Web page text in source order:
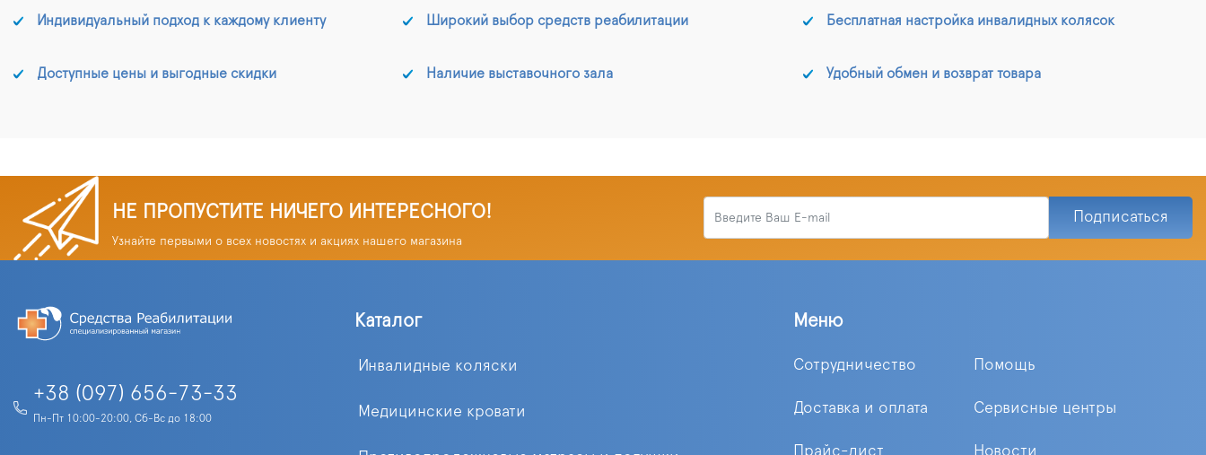
Индивидуальный подход к каждому клиенту Широкий выбор средств реабилитации
Доступные цены и выгодные скидки Наличие выставочного зала
Бесплатная настройка инвалидных колясок
Удобный обмен и возврат товара
НЕ ПРОПУСТИТЕ НИЧЕГО ИНТЕРЕСНОГО!
Узнайте первыми о всех новостях и акциях нашего магазина
Подписаться
+38 (097) 656-73-33
Пн-Пт 10:00-20:00, Сб-Вс до 18:00
Каталог
Инвалидные коляски
Медицинские кровати
Меню
Сотрудничество Помощь
Доставка и оплата Сервисные центры
Прайс-лист Новости